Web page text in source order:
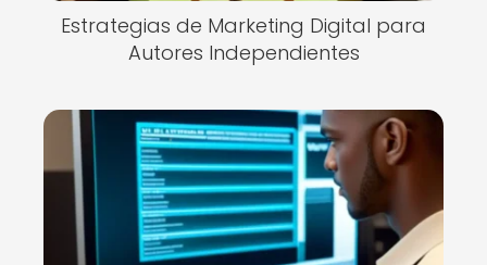
Estrategias de Marketing Digital para
Autores Independientes